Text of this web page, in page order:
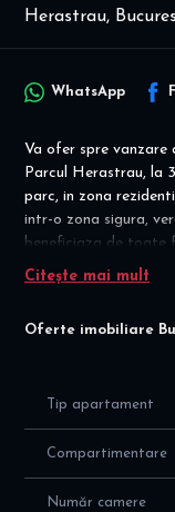
Herastrau,
Oferte imobiliare
WhatsApp
Va ofer spre
Parcul Herastrau, la
parc, in zona
intr-o zona sigura,
beneficiaza de toate
moderna, activa,
situat la etajul 4/4
urmeaza:
- hol de 6 mp +
Citește mai mult
Tip apartament
Compartimentare
Număr camere